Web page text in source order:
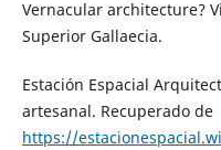
Vernacular architecture?
Superior Gallaecia.
Estación Espacial
artesanal. Recuperado de
https://